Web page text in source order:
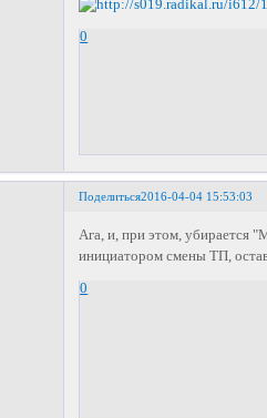
0
Поделиться2016-04-04 15:53:03
Ага, и, при этом, убирается
инициатором смены ТП,
0